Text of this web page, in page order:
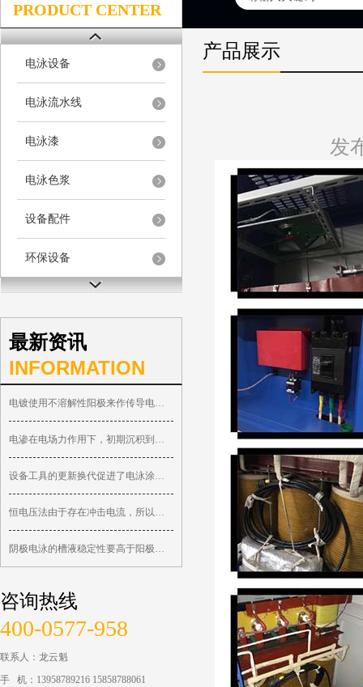
PRODUCT CENTER
电泳设备
电泳流水线
电泳漆
电泳色浆
设备配件
环保设备
最新资讯
INFORMATION
电镀使用不溶解性阳极来作传导电流，镀液金属离子需用金属盐来补充
电渗在电场力作用下，初期沉积到金属表面的漆膜是疏松多孔的
设备工具的更新换代促进了电泳涂装的发展
恒电压法由于存在冲击电流，所以要求整流电源的容量要很大
阴极电泳的槽液稳定性要高于阳极电泳槽液
咨询热线
400-0577-958
联系人：龙云魁
手 机：13958789216 15858788061
产品展示
发